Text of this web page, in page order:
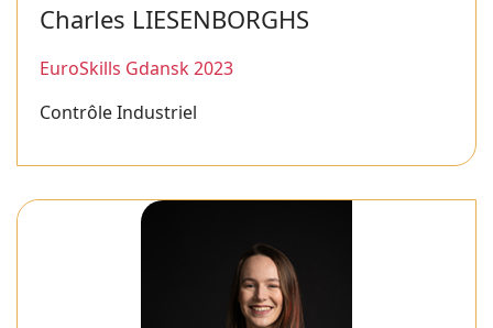
Charles LIESENBORGHS
EuroSkills Gdansk 2023
Contrôle Industriel